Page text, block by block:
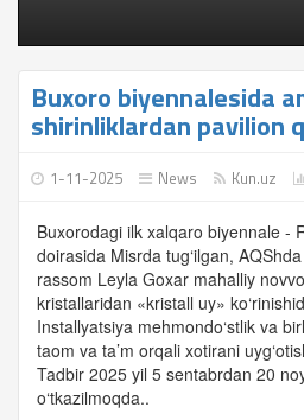
Buxoro biyennalesida
shirinliklardan pavilion
1-11-2025 News Kun.uz
Buxorodagi ilk xalqaro biyennale -
doirasida Misrda tug‘ilgan,
rassom Leyla Goxar mahalliy
kristallaridan «kristall uy»
Installyatsiya mehmondo‘stlik va
taom va ta’m orqali xotirani
Tadbir 2025 yil 5 sentabrdan 20
o‘tkazilmoqda..